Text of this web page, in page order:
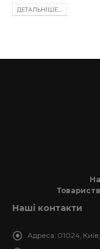
ДЕТАЛЬНIШЕ...
Наші контакти
Адреса: 01024,